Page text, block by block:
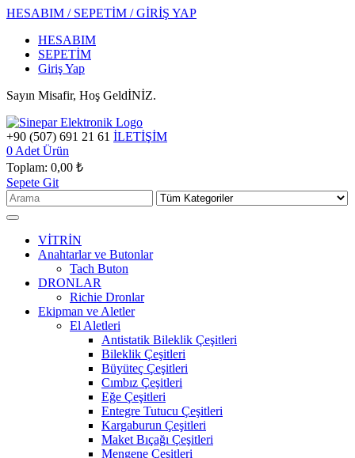
HESABIM / SEPETİM / GİRİŞ YAP
HESABIM
SEPETİM
Giriş Yap
Sayın Misafir, Hoş GeldİNİZ.
+90 (507) 691 21 61 İLETİŞİM
0 Adet Ürün
Toplam: 0,00 ₺
Sepete Git
VİTRİN
Anahtarlar ve Butonlar
Tach Buton
DRONLAR
Richie Dronlar
Ekipman ve Aletler
El Aletleri
Antistatik Bileklik Çeşitleri
Bileklik Çeşitleri
Büyüteç Çeşitleri
Cımbız Çeşitleri
Eğe Çeşitleri
Entegre Tutucu Çeşitleri
Kargaburun Çeşitleri
Maket Bıçağı Çeşitleri
Mengene Çeşitleri